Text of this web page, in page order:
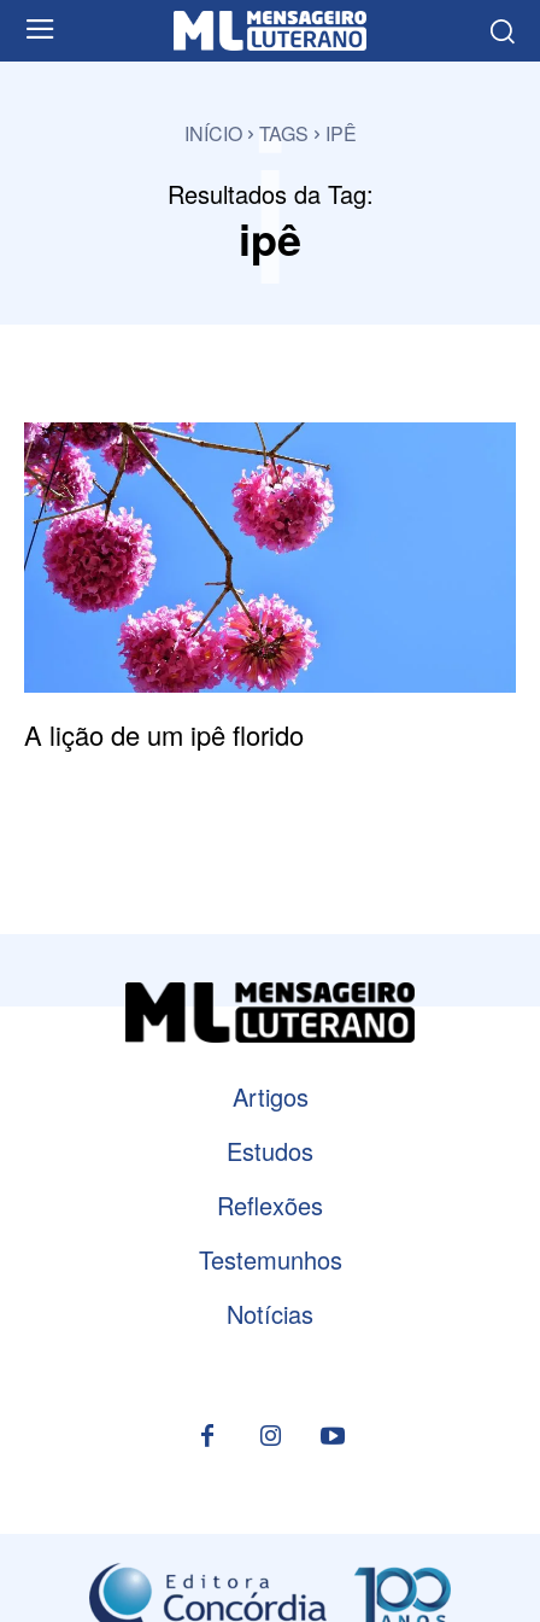
INÍCIO TAGS IPÊ
Resultados da Tag:
ipê
i
A lição de um ipê florido
Artigos
Estudos
Reflexões
Testemunhos
Notícias